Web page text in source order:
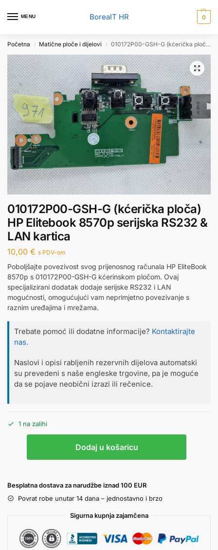
MENU BoreaIT HR 0
Početna / Matične ploče i dijelovi / 010172P00-GSH-G (kćerička ploča) HP Elitebook 8570p serijska RS232 & LAN kartica
010172P00-GSH-G (kćerička ploča)
HP Elitebook 8570p serijska RS232 &
LAN kartica
10,00 € s PDV-om
Poboljšajte povezivost svog prijenosnog računala HP EliteBook
8570p s 010172P00-GSH-G kćerinskom pločom. Ovaj
specijalizirani dodatak dodaje serijske RS232 i LAN
mogućnosti, omogućujući vam neprimjetno povezivanje s
raznim uređajima i mrežama.
Trebate pomoć ili dodatne informacije? Kontaktirajte
nas.
Naslovi i opisi rabljenih rezervnih dijelova automatski
su prevedeni s naše engleske trgovine, pa je moguće
da se pojave neobični izrazi ili rečenice.
1 na zalihi
Dodaj u košaricu
Besplatna dostava za narudžbe iznad 100 EUR
Povrat robe unutar 14 dana – jednostavno i brzo
Sigurna kupnja zajamčena